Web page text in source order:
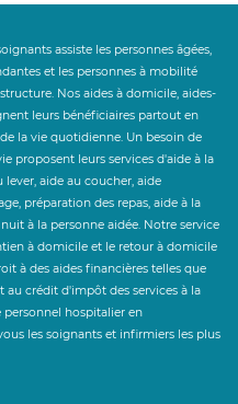
assiste les personnes âgées,
et les personnes à mobilité
Nos aides à domicile, aides-
leurs bénéficiaires partout en
la vie quotidienne. Un besoin de
proposent leurs services d'aide à la
aide au coucher, aide
préparation des repas, aide à la
à la personne aidée. Notre service
à domicile et le retour à domicile
à des aides financières telles que
crédit d'impôt des services à la
personnel hospitalier en
les soignants et infirmiers les plus